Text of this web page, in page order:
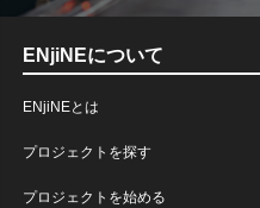
ENjiNEについて
ENjiNEとは
プロジェクトを探す
プロジェクトを始める